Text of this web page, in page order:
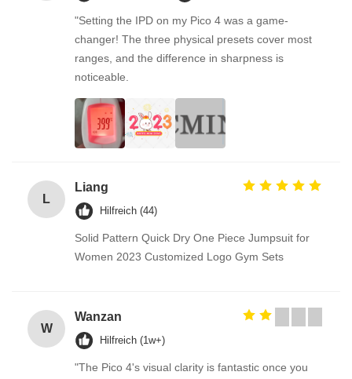
"Setting the IPD on my Pico 4 was a game-
changer! The three physical presets cover most
ranges, and the difference in sharpness is
noticeable.
L
Liang
Hilfreich (44)
Solid Pattern Quick Dry One Piece Jumpsuit for
Women 2023 Customized Logo Gym Sets
W
Wanzan
Hilfreich (1w+)
"The Pico 4's visual clarity is fantastic once you